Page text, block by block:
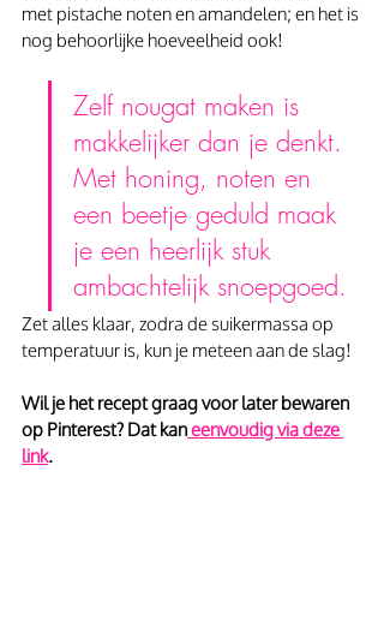
met pistache noten en amandelen; en het is
nog behoorlijke hoeveelheid ook!
Zelf nougat maken is
makkelijker dan je denkt.
Met honing, noten en
een beetje geduld maak
je een heerlijk stuk
ambachtelijk snoepgoed.
Zet alles klaar, zodra de suikermassa op
temperatuur is, kun je meteen aan de slag!
Wil je het recept graag voor later bewaren
op Pinterest? Dat kan eenvoudig via deze
link.